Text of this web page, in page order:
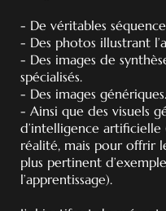
- De véritables
- Des photos illustrant
- Des images de
spécialisés.
- Des images génériques.
- Ainsi que des visuels
d’intelligence
réalité, mais pour offrir
plus pertinent
l’apprentissage).